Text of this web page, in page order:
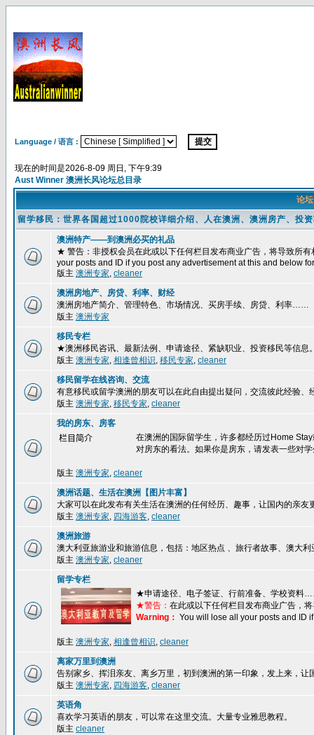
Language / 语言 :
现在的时间是2026-8-09 周日, 下午9:39
Aust Winner 澳洲长风论坛总目录
论
留学移民：世界各国超过1000院校详细介绍、人在澳洲、澳洲房产、
澳洲特产——到澳洲必买的礼品
★ 警告：非授权会员在此或以下任何栏目发布商业广告，将导致所
your posts and ID if you post any advertisement at this and below
版主 澳洲专家, cleaner
澳洲房地产、房贷、利率、财经
澳洲房地产简介、管理特色、市场情况、买房手续、房贷、利率……
版主 澳洲专家
移民专栏
★澳洲移民咨讯、最新法例、申请途径、紧缺职业、投资移民等信息
版主 澳洲专家, 相逢曾相识, 移民专家, cleaner
移民留学在线咨询、交流
有意移民或留学澳洲的朋友可以在此自由提出疑问，交流彼此经验、
版主 澳洲专家, 移民专家, cleaner
我的房东、房客
栏目简介
在澳洲的国际留学生，许多都经历过Home
对房东的看法。如果你是房东，请发表一些对
版主 澳洲专家, cleaner
澳洲话题、生活在澳洲【图片丰富】
大家可以在此发布有关生活在澳洲的任何经历、趣事，让国内的亲
版主 澳洲专家, 四海游客, cleaner
澳洲旅游
澳大利亚旅游业和旅游信息，包括：地区热点 、旅行者故事、澳大
版主 澳洲专家, cleaner
留学专栏
★申请途径、电子签证、行前准备、学校资料
★警告： 在此或以下任何栏目发布商业广告，
Warning： You will lose all your posts and ID
版主 澳洲专家, 相逢曾相识, cleaner
离家万里到澳洲
告别家乡、挥泪亲友、离乡万里，初到澳洲的第一印象，发上来，
版主 澳洲专家, 四海游客, cleaner
英语角
喜欢学习英语的朋友，可以常在这里交流。大量专业雅思教程。
版主 cleaner